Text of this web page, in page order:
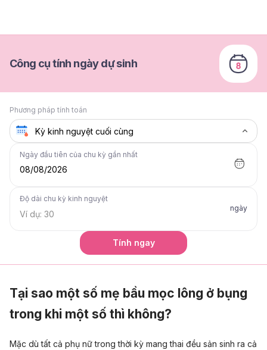
Công cụ tính ngày dự sinh
Phương pháp tính toán
Ngày đầu tiên của chu kỳ gần nhất
08/08/2026
Độ dài chu kỳ kinh nguyệt
ngày
Tính ngay
Tại sao một số mẹ bầu mọc lông ở bụng
trong khi một số thì không?
Mặc dù tất cả phụ nữ trong thời kỳ mang thai đều sản sinh ra cả